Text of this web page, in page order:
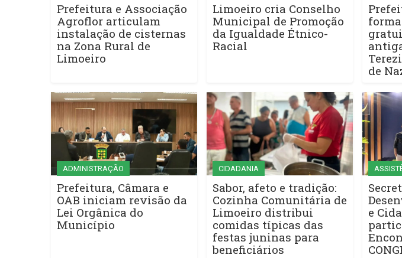
Prefeitura e Associação
Agroflor articulam
instalação de cisternas
na Zona Rural de
Limoeiro
Limoeiro cria Conselho
Municipal de Promoção
da Igualdade Étnico-
Racial
de
ADMINISTRAÇÃO
Prefeitura, Câmara e
OAB iniciam revisão da
Lei Orgânica do
Município
CIDADANIA
Sabor, afeto e tradição:
Cozinha Comunitária de
Limoeiro distribui
comidas típicas das
festas juninas para
beneficiários
e